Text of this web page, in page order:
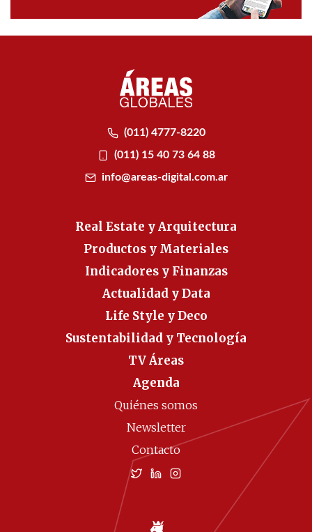
(011) 4777-8220
(011) 15 40 73 64 88
info@areas-digital.com.ar
Real Estate y Arquitectura
Productos y Materiales
Indicadores y Finanzas
Actualidad y Data
Life Style y Deco
Sustentabilidad y Tecnología
TV Áreas
Agenda
Quiénes somos
Newsletter
Contacto